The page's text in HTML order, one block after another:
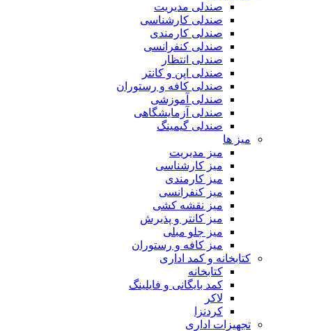
صندلی مدیریت
صندلی کارشناسی
صندلی کارمندی
صندلی کنفرانسی
صندلی انتظار
صندلی اپن و کانتر
صندلی کافه و رستوران
صندلی آموزشی
صندلی آزمایشگاهی
صندلی گیمینگ
میز ها
میز مدیریت
میز کارشناسی
میز کارمندی
میز کنفرانسی
میز نقشه کشی
میز کانتر و پذیرش
میز جلو مبلی
میز کافه و رستوران
کتابخانه و کمد اداری
کتابخانه
کمد بایگانی و فایلینگ
لاکر
کردنزا
تجهیزات اداری